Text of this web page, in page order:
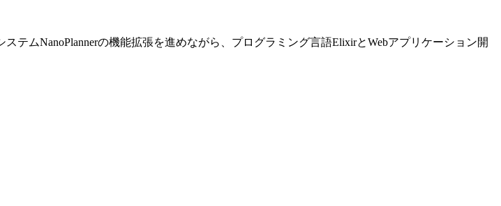
テムNanoPlannerの機能拡張を進めながら、プログラミング言語ElixirとWebアプリケーション開